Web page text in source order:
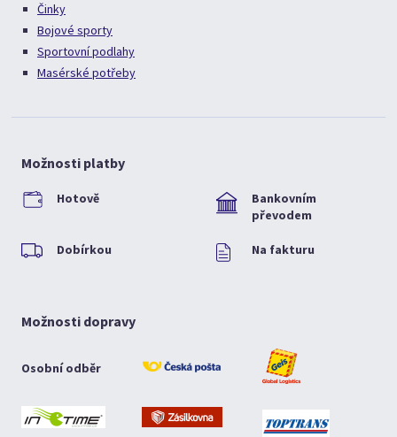
Činky
Bojové sporty
Sportovní podlahy
Masérské potřeby
Možnosti platby
Hotově
Bankovním
převodem
Dobírkou Na fakturu
Možnosti dopravy
Osobní odběr